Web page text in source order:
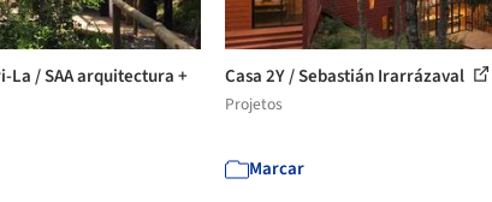
La / SAA arquitectura +
Casa 2Y / Sebastián Irarrázaval
Projetos
Marcar